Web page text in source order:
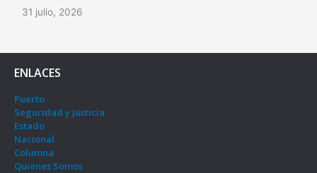
31 julio, 2026
ENLACES
Puerto
Seguridad y Justicia
Estado
Nacional
Columna
Quienes Somos